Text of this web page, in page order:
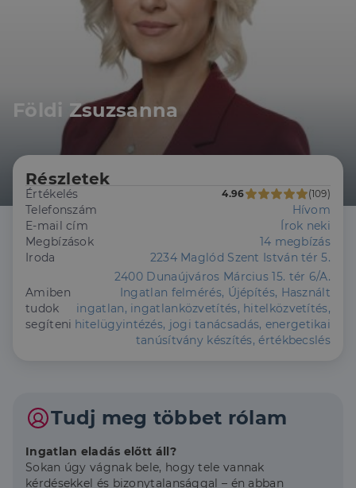
Földi Zsuzsanna
Részletek
Értékelés 4.96 (109)
Telefonszám
Hívom
E-mail cím
Írok neki
Megbízások
14 megbízás
Iroda
2234 Maglód Szent István tér 5.
2400 Dunaújváros Március 15. tér 6/A.
Amiben
tudok
segíteni
Ingatlan felmérés, Újépítés, Használt
ingatlan, ingatlanközvetítés, hitelközvetítés,
hitelügyintézés, jogi tanácsadás, energetikai
tanúsítvány készítés, értékbecslés
Tudj meg többet rólam
Ingatlan eladás előtt áll?
Sokan úgy vágnak bele, hogy tele vannak
kérdésekkel és bizonytalansággal – én abban